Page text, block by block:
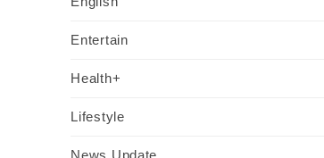
Entertain
Health+
Lifestyle
News Update